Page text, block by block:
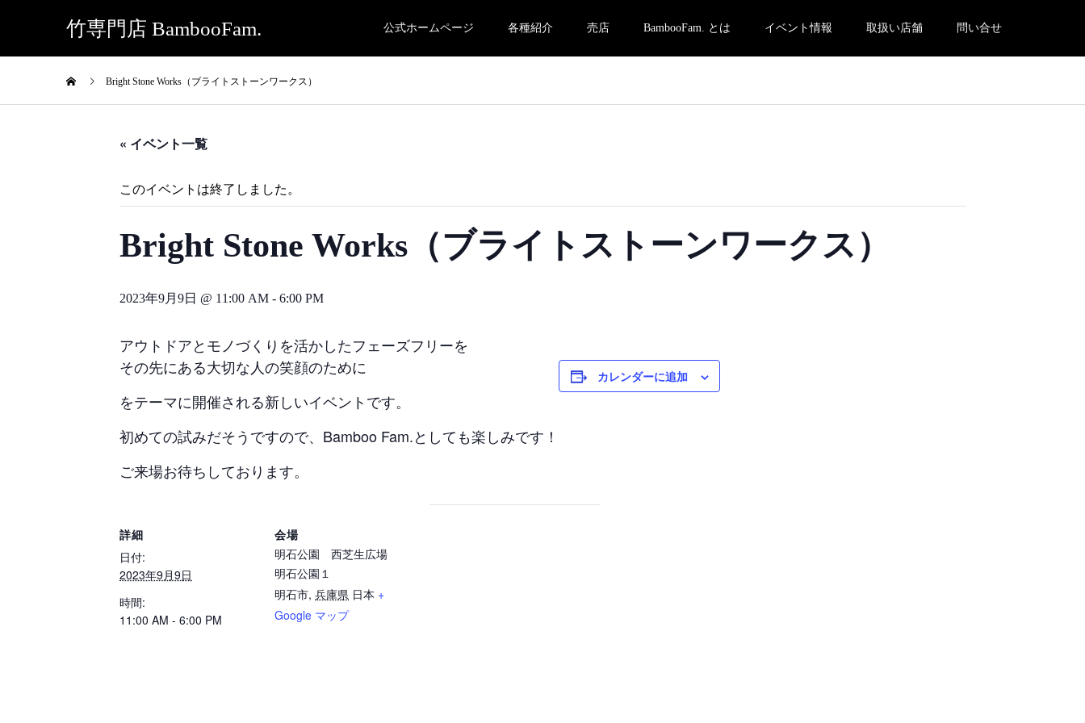
竹専門店 BambooFam. 公式ホームページ 各種紹介 売店 BambooFam. とは イベント情報 取扱い店舗 問い合せ
Bright Stone Works（ブライトストーンワークス）
« イベント一覧
このイベントは終了しました。
Bright Stone Works（ブライトストーンワークス）
2023年9月9日 @ 11:00 AM - 6:00 PM
アウトドアとモノづくりを活かしたフェーズフリーを
その先にある大切な人の笑顔のために
をテーマに開催される新しいイベントです。
初めての試みだそうですので、Bamboo Fam.としても楽しみです！
ご来場お待ちしております。
カレンダーに追加
詳細
日付:
2023年9月9日
時間:
11:00 AM - 6:00 PM
会場
明石公園 西芝生広場
明石公園１
明石市, 兵庫県 日本 +
Google マップ